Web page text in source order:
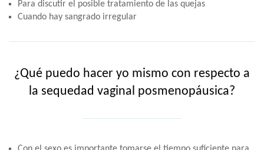
Para discutir el posible tratamiento de las quejas
Cuando hay sangrado irregular
¿Qué puedo hacer yo mismo con respecto a
la sequedad vaginal posmenopáusica?